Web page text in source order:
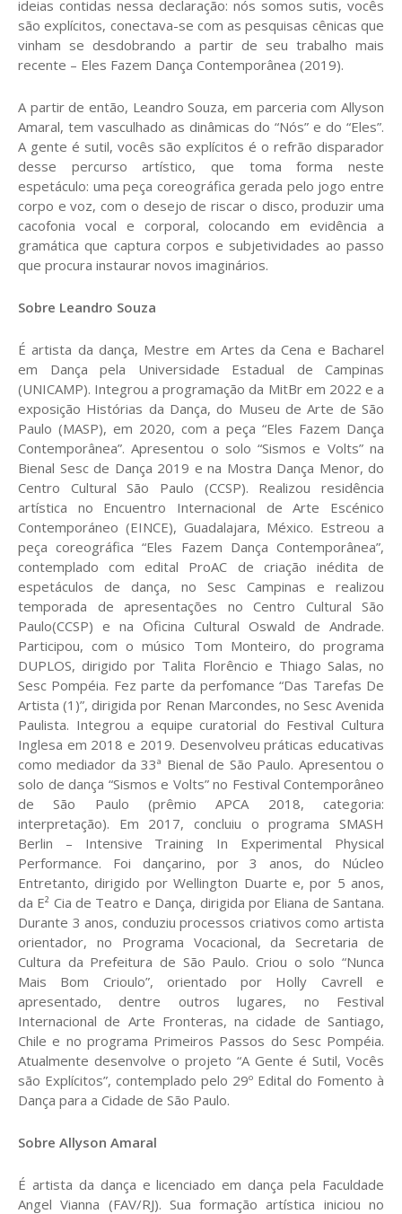
ideias contidas nessa declaração: nós somos sutis, vocês
são explícitos, conectava-se com as pesquisas cênicas que
vinham se desdobrando a partir de seu trabalho mais
recente – Eles Fazem Dança Contemporânea (2019).
A partir de então, Leandro Souza, em parceria com Allyson
Amaral, tem vasculhado as dinâmicas do “Nós” e do “Eles”.
A gente é sutil, vocês são explícitos é o refrão disparador
desse percurso artístico, que toma forma neste
espetáculo: uma peça coreográfica gerada pelo jogo entre
corpo e voz, com o desejo de riscar o disco, produzir uma
cacofonia vocal e corporal, colocando em evidência a
gramática que captura corpos e subjetividades ao passo
que procura instaurar novos imaginários.
Sobre Leandro Souza
É artista da dança, Mestre em Artes da Cena e Bacharel
em Dança pela Universidade Estadual de Campinas
(UNICAMP). Integrou a programação da MitBr em 2022 e a
exposição Histórias da Dança, do Museu de Arte de São
Paulo (MASP), em 2020, com a peça “Eles Fazem Dança
Contemporânea”. Apresentou o solo “Sismos e Volts” na
Bienal Sesc de Dança 2019 e na Mostra Dança Menor, do
Centro Cultural São Paulo (CCSP). Realizou residência
artística no Encuentro Internacional de Arte Escénico
Contemporáneo (EINCE), Guadalajara, México. Estreou a
peça coreográfica “Eles Fazem Dança Contemporânea”,
contemplado com edital ProAC de criação inédita de
espetáculos de dança, no Sesc Campinas e realizou
temporada de apresentações no Centro Cultural São
Paulo(CCSP) e na Oficina Cultural Oswald de Andrade.
Participou, com o músico Tom Monteiro, do programa
DUPLOS, dirigido por Talita Florêncio e Thiago Salas, no
Sesc Pompéia. Fez parte da perfomance “Das Tarefas De
Artista (1)”, dirigida por Renan Marcondes, no Sesc Avenida
Paulista. Integrou a equipe curatorial do Festival Cultura
Inglesa em 2018 e 2019. Desenvolveu práticas educativas
como mediador da 33ª Bienal de São Paulo. Apresentou o
solo de dança “Sismos e Volts” no Festival Contemporâneo
de São Paulo (prêmio APCA 2018, categoria:
interpretação). Em 2017, concluiu o programa SMASH
Berlin – Intensive Training In Experimental Physical
Performance. Foi dançarino, por 3 anos, do Núcleo
Entretanto, dirigido por Wellington Duarte e, por 5 anos,
da E² Cia de Teatro e Dança, dirigida por Eliana de Santana.
Durante 3 anos, conduziu processos criativos como artista
orientador, no Programa Vocacional, da Secretaria de
Cultura da Prefeitura de São Paulo. Criou o solo “Nunca
Mais Bom Crioulo”, orientado por Holly Cavrell e
apresentado, dentre outros lugares, no Festival
Internacional de Arte Fronteras, na cidade de Santiago,
Chile e no programa Primeiros Passos do Sesc Pompéia.
Atualmente desenvolve o projeto “A Gente é Sutil, Vocês
são Explícitos”, contemplado pelo 29º Edital do Fomento à
Dança para a Cidade de São Paulo.
Sobre Allyson Amaral
É artista da dança e licenciado em dança pela Faculdade
Angel Vianna (FAV/RJ). Sua formação artística iniciou no